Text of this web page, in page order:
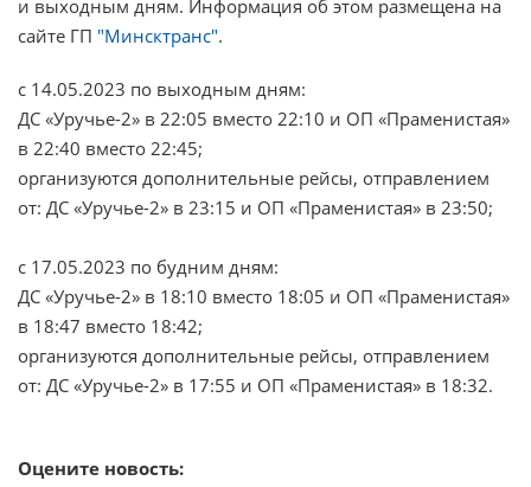
и выходным дням. Информация об этом размещена на
сайте ГП "Минсктранс".
с 14.05.2023 по выходным дням:
ДС «Уручье-2» в 22:05 вместо 22:10 и ОП «Праменистая»
в 22:40 вместо 22:45;
организуются дополнительные рейсы, отправлением
от: ДС «Уручье-2» в 23:15 и ОП «Праменистая» в 23:50;
с 17.05.2023 по будним дням:
ДС «Уручье-2» в 18:10 вместо 18:05 и ОП «Праменистая»
в 18:47 вместо 18:42;
организуются дополнительные рейсы, отправлением
от: ДС «Уручье-2» в 17:55 и ОП «Праменистая» в 18:32.
Оцените новость: